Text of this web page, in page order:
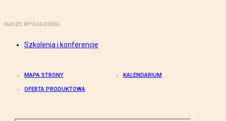
NASZE WYDARZENIA
Szkolenia i konferencje
MAPA STRONY KALENDARIUM
OFERTA PRODUKTOWA